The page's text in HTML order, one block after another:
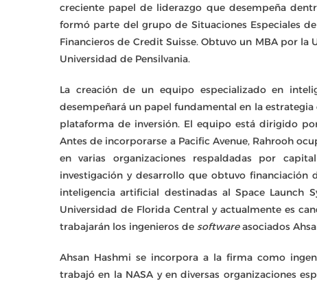
creciente papel de liderazgo que desempeña
formó parte del grupo de Situaciones Especiales
Financieros de Credit Suisse. Obtuvo un MBA por
Universidad de Pensilvania.
La creación de un equipo especializado en
desempeñará un papel fundamental en la
plataforma de inversión. El equipo está dirigido
Antes de incorporarse a Pacific Avenue, Rahrooh
en varias organizaciones respaldadas por
investigación y desarrollo que obtuvo financiación
inteligencia artificial destinadas al Space Launch
Universidad de Florida Central y actualmente es
trabajarán los ingenieros de softwareasociados
Ahsan Hashmi se incorpora a la firma como
trabajó en la NASA y en diversas organizaciones